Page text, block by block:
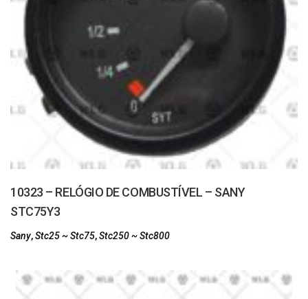
10323 – RELÓGIO DE COMBUSTÍVEL – SANY
STC75Y3
Sany,Stc25 ~ Stc75,Stc250 ~ Stc800